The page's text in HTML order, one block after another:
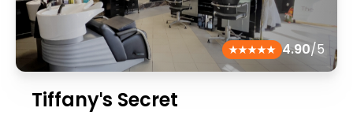
4.90/5
Tiffanyˈs Secret